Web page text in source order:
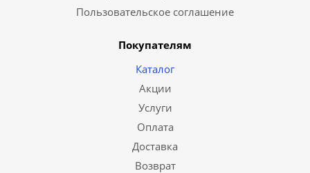
Пользовательское соглашение
Покупателям
Каталог
Акции
Услуги
Оплата
Доставка
Возврат